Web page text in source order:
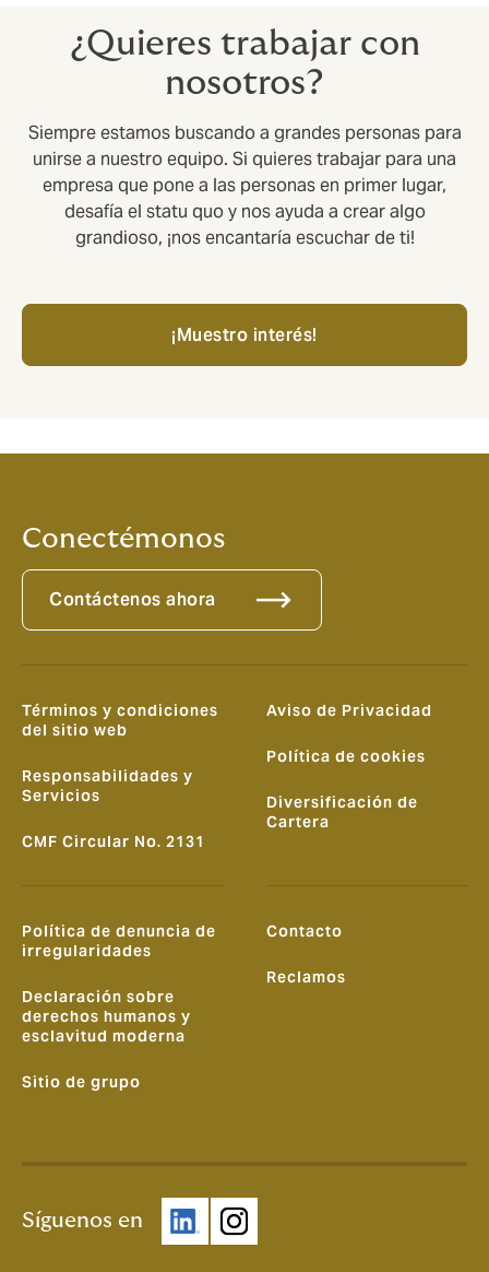
¿Quieres trabajar con
nosotros?
Siempre estamos buscando a grandes personas para
unirse a nuestro equipo. Si quieres trabajar para una
empresa que pone a las personas en primer lugar,
desafía el statu quo y nos ayuda a crear algo
grandioso, ¡nos encantaría escuchar de ti!
¡Muestro interés!
Conectémonos
Contáctenos ahora
Términos y condiciones
del sitio web
Responsabilidades y
Servicios
CMF Circular No. 2131
Aviso de Privacidad
Política de cookies
Diversificación de
Cartera
Política de denuncia de
irregularidades
Declaración sobre
derechos humanos y
esclavitud moderna
Sitio de grupo
Contacto
Reclamos
Síguenos en